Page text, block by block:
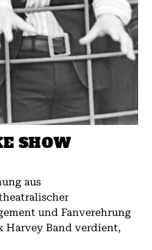
SHOW
aus
und Fanverehrung
Harvey Band verdient,